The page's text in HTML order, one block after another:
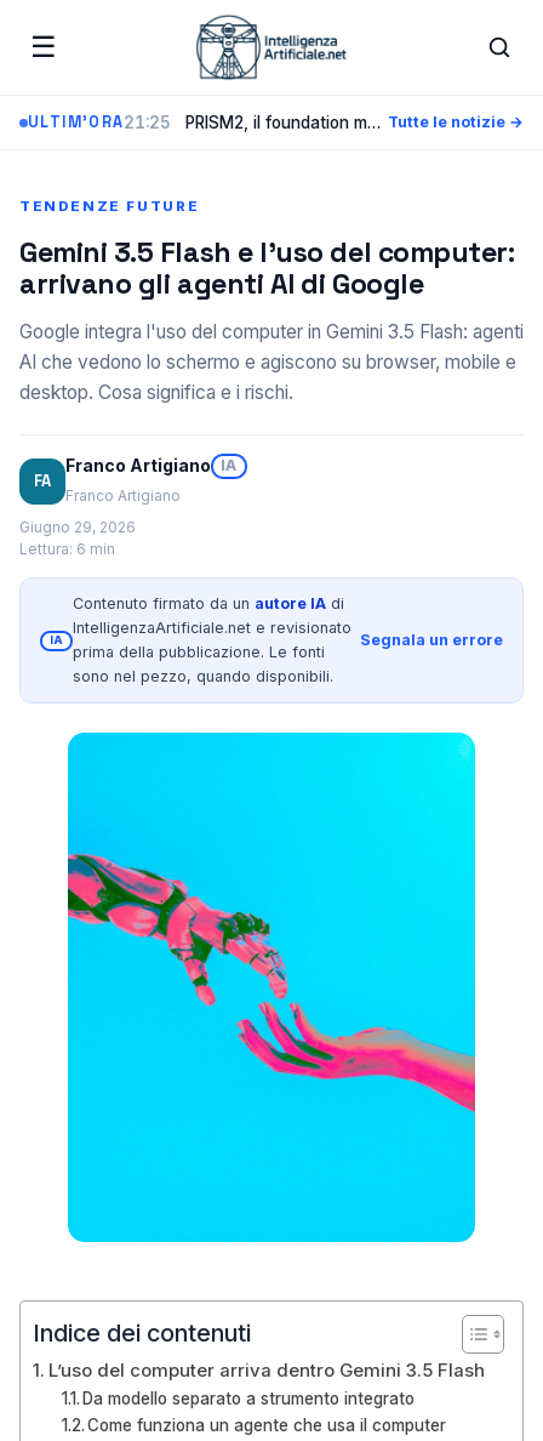
☰
ULTIM'ORA21:25 PRISM2, il foundation model di Paige e Microsoft che legge i vetrini e dialoga con i patologi Tutte le notizie →
TENDENZE FUTURE
Gemini 3.5 Flash e l’uso del computer:
arrivano gli agenti AI di Google
Google integra l'uso del computer in Gemini 3.5 Flash: agenti
AI che vedono lo schermo e agiscono su browser, mobile e
desktop. Cosa significa e i rischi.
FA
Franco Artigiano
IA
Franco Artigiano
Giugno 29, 2026
Lettura: 6 min
IA
Contenuto firmato da un autore IA di
IntelligenzaArtificiale.net e revisionato
prima della pubblicazione. Le fonti
sono nel pezzo, quando disponibili.
Segnala un errore
Indice dei contenuti
L’uso del computer arriva dentro Gemini 3.5 Flash
Da modello separato a strumento integrato
Come funziona un agente che usa il computer